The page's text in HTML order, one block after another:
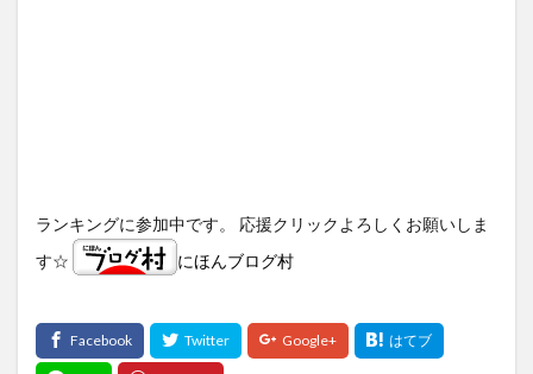
ランキングに参加中です。 応援クリックよろしくお願いしま
す☆
にほんブログ村